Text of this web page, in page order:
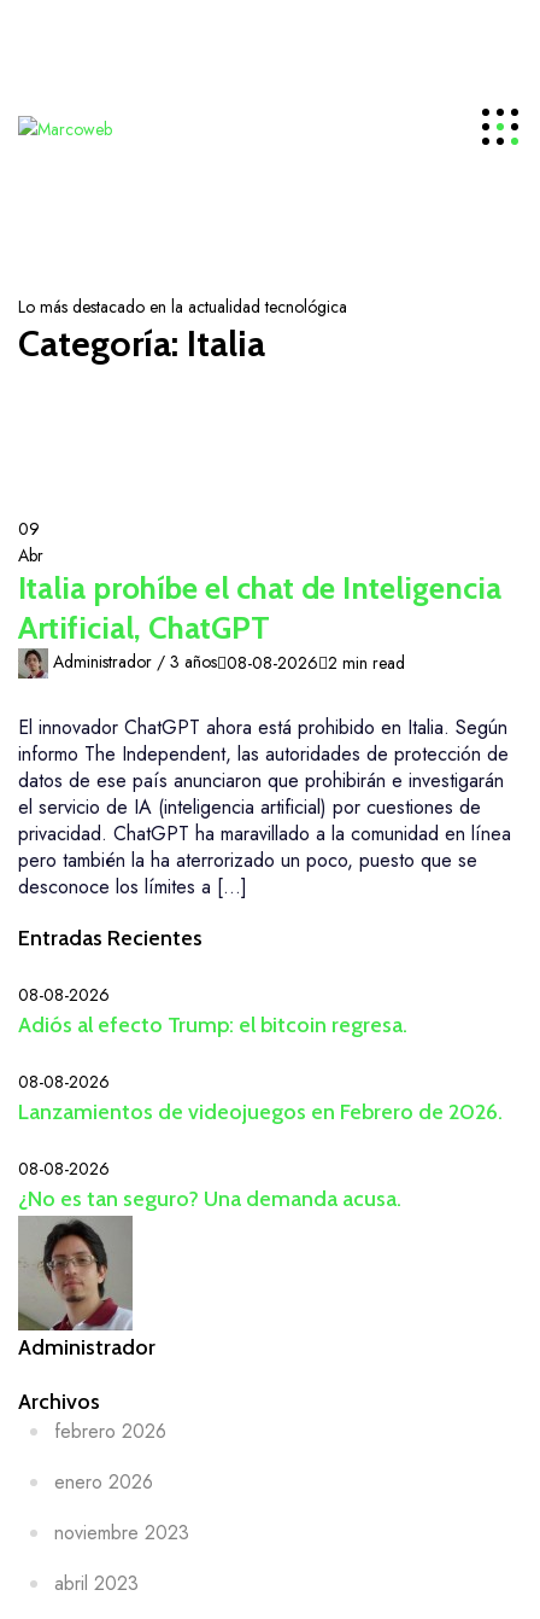
Lo más destacado en la actualidad tecnológica
Categoría: Italia
09
Abr
Italia prohíbe el chat de Inteligencia
Artificial, ChatGPT
Administrador / 3 años 08-08-2026 2 min read
El innovador ChatGPT ahora está prohibido en Italia. Según
informo The Independent, las autoridades de protección de
datos de ese país anunciaron que prohibirán e investigarán
el servicio de IA (inteligencia artificial) por cuestiones de
privacidad. ChatGPT ha maravillado a la comunidad en línea
pero también la ha aterrorizado un poco, puesto que se
desconoce los límites a […]
Entradas Recientes
08-08-2026
Adiós al efecto Trump: el bitcoin regresa.
08-08-2026
Lanzamientos de videojuegos en Febrero de 2026.
08-08-2026
¿No es tan seguro? Una demanda acusa.
Administrador
Archivos
febrero 2026
enero 2026
noviembre 2023
abril 2023